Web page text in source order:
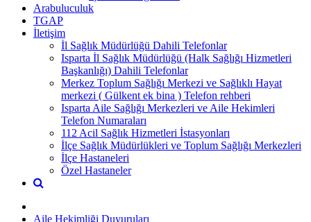
Arabuluculuk
TGAP
İletişim
İl Sağlık Müdürlüğü Dahili Telefonlar
Isparta İl Sağlık Müdürlüğü (Halk Sağlığı Hizmetleri
Başkanlığı) Dahili Telefonlar
Merkez Toplum Sağlığı Merkezi ve Sağlıklı Hayat
merkezi ( Gülkent ek bina ) Telefon rehberi
Isparta Aile Sağlığı Merkezleri ve Aile Hekimleri
Telefon Numaraları
112 Acil Sağlık Hizmetleri İstasyonları
İlçe Sağlık Müdürlükleri ve Toplum Sağlığı Merkezleri
İlçe Hastaneleri
Özel Hastaneler
Aile Hekimliği Duyuruları